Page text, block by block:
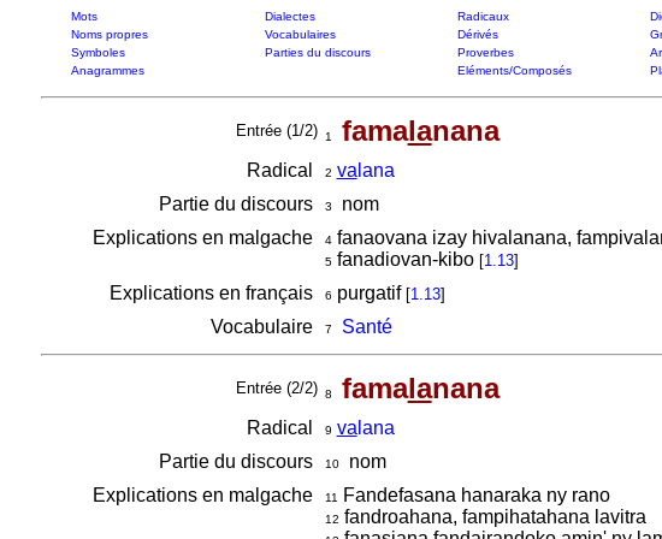
Mots Dialectes Radicaux
Noms propres
Vocabulaires Dérivés
Symboles
Parties du discours Proverbes
Anagrammes
Eléments/Composés
Entrée (1/2) 1 famalanana
Radical 2 va lana
Partie du discours
3
nom
Explications en malgache
4fanaovana izay hivalanana,
5fanadiovan-kibo [1.13]
Explications en français 6 purgatif [1.13]
Vocabulaire 7 Santé
Entrée (2/2) 8 famalanana
Radical 9 va lana
Partie du discours
10nom
Explications en malgache
11 Fandefasana hanaraka ny rano
12 fandroahana, fampihatahana lavitra